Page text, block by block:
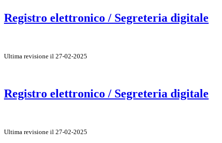
Registro elettronico / Segreteria digitale
Ultima revisione il 27-02-2025
Registro elettronico / Segreteria digitale
Ultima revisione il 27-02-2025